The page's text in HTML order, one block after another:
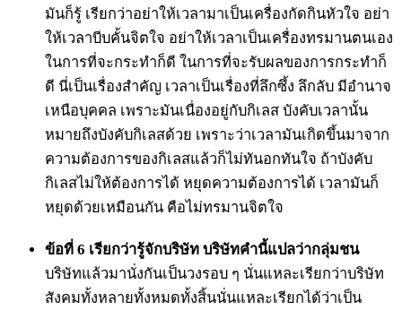
มันก็รู้ เรียกว่าอย่าให้เวลามาเป็นเครื่องกัดกินหัวใจ อย่า
ให้เวลาบีบคั้นจิตใจ อย่าให้เวลาเป็นเครื่องทรมานตนเอง
ในการที่จะกระทำก็ดี ในการที่จะรับผลของการกระทำก็
ดี นี่เป็นเรื่องสำคัญ เวลาเป็นเรื่องที่ลึกซึ้ง ลึกลับ มีอำนาจ
เหนือบุคคล เพราะมันเนื่องอยู่กับกิเลส บังคับเวลานั้น
หมายถึงบังคับกิเลสด้วย เพราะว่าเวลามันเกิดขึ้นมาจาก
ความต้องการของกิเลสแล้วก็ไม่ทันอกทันใจ ถ้าบังคับ
กิเลสไม่ให้ต้องการได้ หยุดความต้องการได้ เวลามันก็
หยุดด้วยเหมือนกัน คือไม่ทรมานจิตใจ
ข้อที่ 6 เรียกว่ารู้จักบริษัท บริษัทคำนี้แปลว่ากลุ่มชน
บริษัทแล้วมานั่งกันเป็นวงรอบ ๆ นั่นแหละเรียกว่าบริษัท
สังคมทั้งหลายทั้งหมดทั้งสิ้นนั่นแหละเรียกได้ว่าเป็น